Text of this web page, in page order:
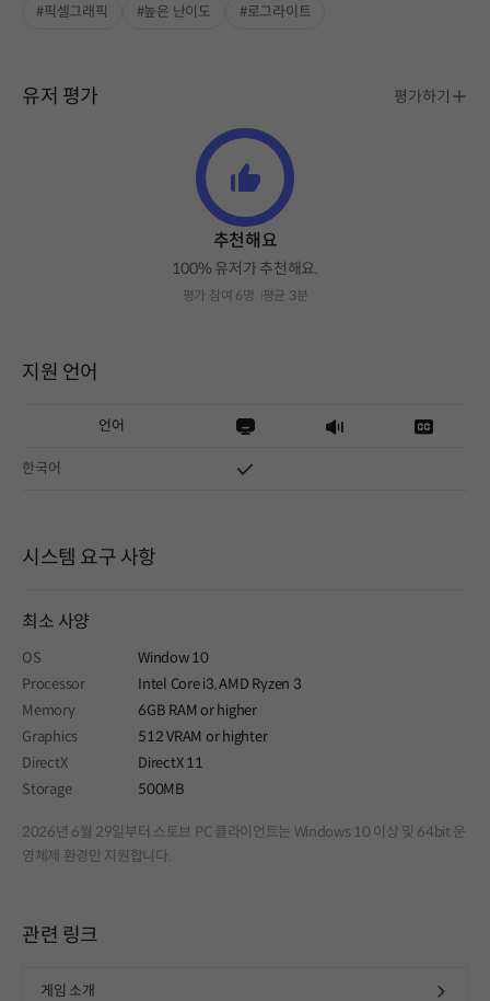
#픽셀그래픽 #높은 난이도 #로그라이트
유저 평가 평가하기
추천해요
100% 유저가 추천해요.
평가 참여 6명 평균 3분
지원 언어
언어
한국어
시스템 요구 사항
최소 사양
OS
Window 10
Processor
Intel Core i3, AMD Ryzen 3
Memory
6GB RAM or higher
Graphics
512 VRAM or highter
DirectX
DirectX 11
Storage
500MB
2026년 6월 29일부터 스토브 PC 클라이언트는 Windows 10 이상 및 64bit 운
영체제 환경만 지원합니다.
관련 링크
게임 소개